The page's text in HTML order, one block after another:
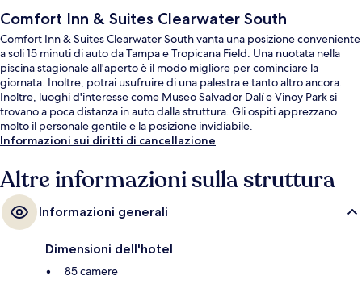
Comfort Inn & Suites Clearwater South
Comfort Inn & Suites Clearwater South vanta una posizione conveniente
a soli 15 minuti di auto da Tampa e Tropicana Field. Una nuotata nella
piscina stagionale all'aperto è il modo migliore per cominciare la
giornata. Inoltre, potrai usufruire di una palestra e tanto altro ancora.
Inoltre, luoghi d'interesse come Museo Salvador Dalí e Vinoy Park si
trovano a poca distanza in auto dalla struttura. Gli ospiti apprezzano
molto il personale gentile e la posizione invidiabile.
Informazioni sui diritti di cancellazione
Altre informazioni sulla struttura
Informazioni generali
Dimensioni dell'hotel
85 camere